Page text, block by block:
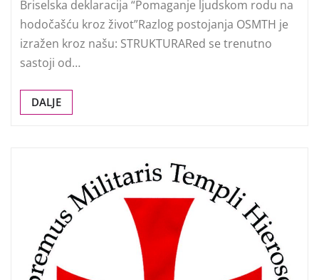
Briselska deklaracija “Pomaganje ljudskom rodu na
hodočašću kroz život”Razlog postojanja OSMTH je
izražen kroz našu: STRUKTURARed se trenutno
sastoji od…
DALJE